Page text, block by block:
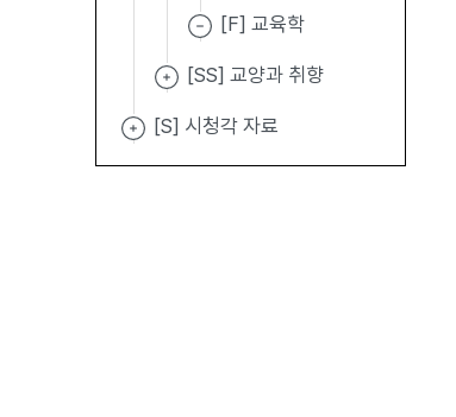
[F] 교육학
[SS] 교양과 취향
[S] 시청각 자료